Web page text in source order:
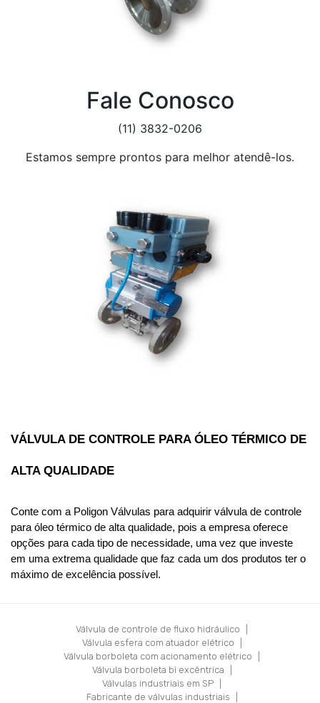
Fale Conosco
(11) 3832-0206
Estamos sempre prontos para melhor atendê-los.
VÁLVULA DE CONTROLE PARA ÓLEO TÉRMICO DE
ALTA QUALIDADE
Conte com a Poligon Válvulas para adquirir válvula de controle
para óleo térmico de alta qualidade, pois a empresa oferece
opções para cada tipo de necessidade, uma vez que investe
em uma extrema qualidade que faz cada um dos produtos ter o
máximo de excelência possível.
Válvula de controle de fluxo hidráulico
Válvula esfera com atuador elétrico
Válvula borboleta com acionamento elétrico
Válvula borboleta bi excêntrica
Válvulas industriais em SP
Fabricante de válvulas industriais